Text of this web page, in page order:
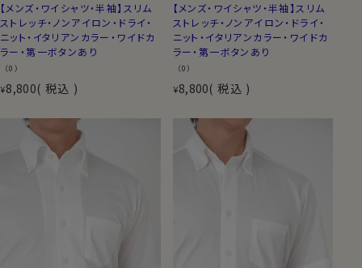
【メンズ・ワイシャツ・半袖】スリム
ストレッチ・ノンアイロン・ドライ・
ニット・イタリアンカラー・ワイドカ
ラー・第一ボタンあり
（0）
¥8,800 税込
【メンズ・ワイシャツ・半袖】スリム
ストレッチ・ノンアイロン・ドライ・
ニット・イタリアンカラー・ワイドカ
ラー・第一ボタンあり
（0）
¥8,800 税込